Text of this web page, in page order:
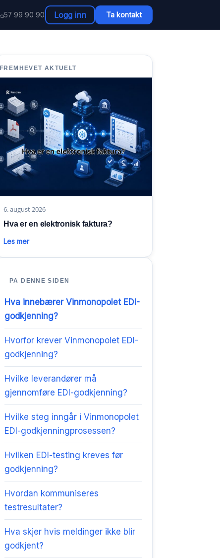
57 99 90 90 Logg inn Ta kontakt
FREMHEVET AKTUELT
6. august 2026
Hva er en elektronisk faktura?
Les mer
PA DENNE SIDEN
Hva innebærer Vinmonopolet EDI-
godkjenning?
Hvorfor krever Vinmonopolet EDI-
godkjenning?
Hvilke leverandører må
gjennomføre EDI-godkjenning?
Hvilke steg inngår i Vinmonopolet
EDI-godkjenningprosessen?
Hvilken EDI-testing kreves før
godkjenning?
Hvordan kommuniseres
testresultater?
Hva skjer hvis meldinger ikke blir
godkjent?